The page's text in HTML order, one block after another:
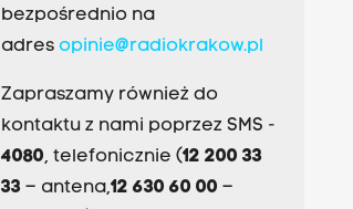
bezpośrednio na
adres opinie@radiokrakow.pl
Zapraszamy również do
kontaktu z nami poprzez SMS -
4080, telefonicznie (12 200 33
33– antena,12 630 60 00 –